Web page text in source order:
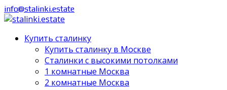
info@stalinki.estate
Купить сталинку
Купить сталинку в Москве
Cталинки с высокими потолками
1 комнатные Москва
2 комнатные Москва